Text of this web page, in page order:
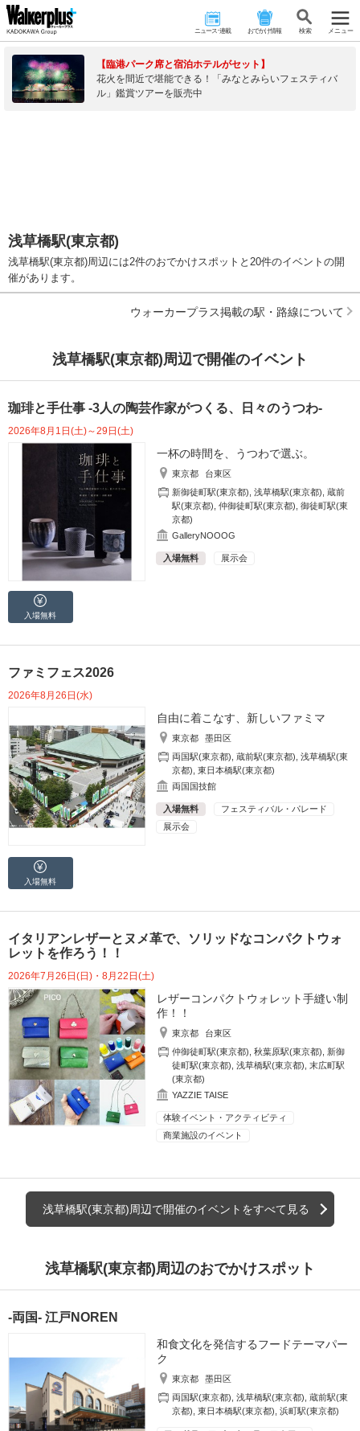
ニュース･連載 おでかけ情報 検 索 メニュー
【臨港パーク席と宿泊ホテルがセット】
花火を間近で堪能できる！「みなとみらいフェスティバ
ル」鑑賞ツアーを販売中
浅草橋駅(東京都)
浅草橋駅(東京都)周辺には2件のおでかけスポットと20件のイベントの開
催があります。
ウォーカープラス掲載の駅・路線について
浅草橋駅(東京都)周辺で開催のイベント
珈琲と手仕事 -3人の陶芸作家がつくる、日々のうつわ-
2026年8月1日(土)～29日(土)
一杯の時間を、うつわで選ぶ。
東京都
台東区
新御徒町駅(東京都) ,浅草橋駅(東京都) ,蔵前
駅(東京都) ,仲御徒町駅(東京都) ,御徒町駅(東
京都)
GalleryNOOOG
入場無料 展示会
入場無料
ファミフェス2026
2026年8月26日(水)
自由に着こなす、新しいファミマ
東京都
墨田区
両国駅(東京都) ,蔵前駅(東京都) ,浅草橋駅(東
京都) ,東日本橋駅(東京都)
両国国技館
入場無料
フェスティバル・パレード
展示会
入場無料
イタリアンレザーとヌメ革で、ソリッドなコンパクトウォ
レットを作ろう！！
2026年7月26日(日)・8月22日(土)
レザーコンパクトウォレット手縫い制
作！！
東京都
台東区
仲御徒町駅(東京都) ,秋葉原駅(東京都)
新御
徒町駅(東京都) ,浅草橋駅(東京都) ,末広町駅
(東京都)
YAZZIE TAISE
体験イベント・アクティビティ
商業施設のイベント
浅草橋駅(東京都)周辺で開催のイベントをすべて見る
浅草橋駅(東京都)周辺のおでかけスポット
-両国- 江戸NOREN
和食文化を発信するフードテーマパー
ク
東京都
墨田区
両国駅(東京都) ,浅草橋駅(東京都) ,蔵前駅(東
京都) ,東日本橋駅(東京都) ,浜町駅(東京都)